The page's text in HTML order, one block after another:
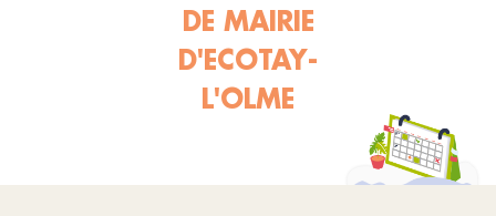
DE MAIRIE
D'ECOTAY-
L'OLME